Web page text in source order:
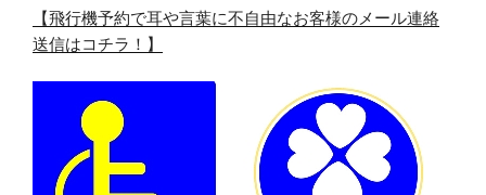
【飛行機予約で耳や言葉に不自由なお客様のメール連絡
送信はコチラ！】